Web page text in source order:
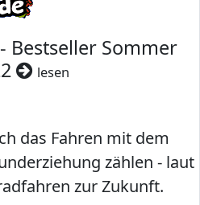
Bestseller Sommer
lesen
das Fahren mit dem
zählen - laut
zur Zukunft.